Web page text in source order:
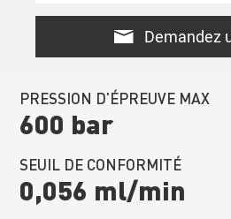
Demandez
PRESSION D'ÉPREUVE MAX
600 bar
SEUIL DE CONFORMITÉ
0,056 ml/min